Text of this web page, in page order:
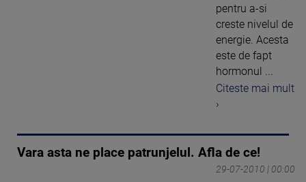
pentru a-si
creste nivelul de
energie. Acesta
este de fapt
hormonul ...
Citeste mai mult
›
Vara asta ne place patrunjelul. Afla de ce!
29-07-2010 | 00:00